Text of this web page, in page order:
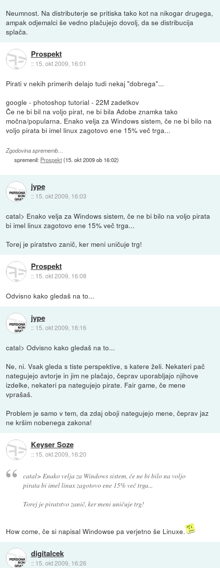
Neumnost. Na distributerje se pritiska tako kot na nikogar drugega,
ampak odjemalci še vedno plačujejo dovolj, da se distribucija
splača.
Prospekt
:: 15. okt 2009, 16:01
Pirati v nekih primerih delajo tudi nekaj "dobrega"...
google - photoshop tutorial - 22M zadetkov
Če ne bi bil na voljo pirat, ne bi bila Adobe znamka tako
močna/popularna. Enako velja za Windows sistem, če ne bi bilo na
voljo pirata bi imel linux zagotovo ene 15% več trga...
Zgodovina sprememb…
spremenil: Prospekt(15. okt 2009 ob 16:02)
jype
:: 15. okt 2009, 16:03
catal> Enako velja za Windows sistem, če ne bi bilo na voljo pirata
bi imel linux zagotovo ene 15% več trga...
Torej je piratstvo zanič, ker meni uničuje trg!
Prospekt
:: 15. okt 2009, 16:08
Odvisno kako gledaš na to...
jype
:: 15. okt 2009, 16:16
catal> Odvisno kako gledaš na to...
Ne, ni. Vsak gleda s tiste perspektive, s katere želi. Nekateri pač
nategujejo avtorje in jim ne plačajo, čeprav uporabljajo njihove
izdelke, nekateri pa nategujejo pirate. Fair game, če mene
vprašaš.
Problem je samo v tem, da zdaj oboji nategujejo mene, čeprav jaz
ne kršim nobenega zakona!
Keyser Soze
:: 15. okt 2009, 16:20
catal> Enako velja za Windows sistem, če ne bi bilo na voljo
pirata bi imel linux zagotovo ene 15% več trga...
Torej je piratstvo zanič, ker meni uničuje trg!
How come, če si napisal Windowse pa verjetno še Linuxe.
digitalcek
:: 15. okt 2009, 16:26